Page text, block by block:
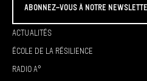
Abonnez-vous à Notre
Actualités
École de la résilience
Radio A°